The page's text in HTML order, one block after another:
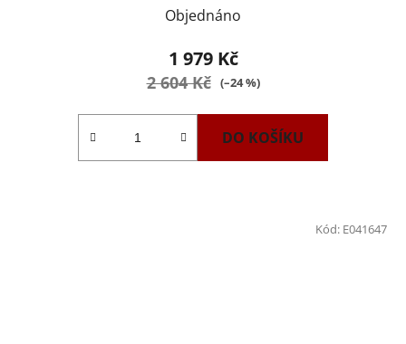
Objednáno
1 979 Kč
2 604 Kč (–24 %)
DO KOŠÍKU
Kód: E041647